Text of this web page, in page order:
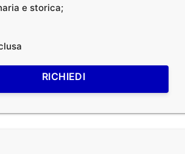
e storica;
RICHIEDI